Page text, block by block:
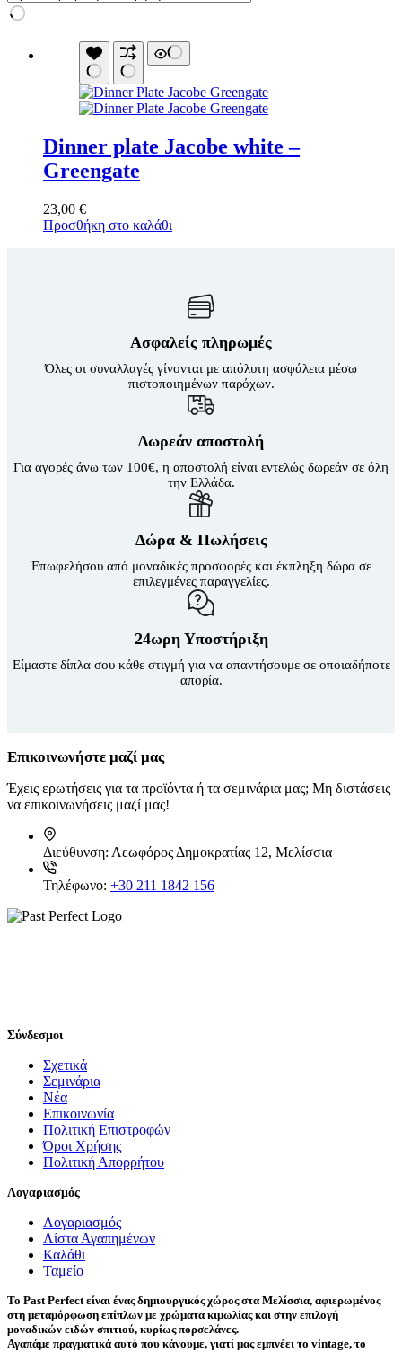
Dinner plate Jacobe white –
Greengate
23,00 €
Προσθήκη στο καλάθι
Ασφαλείς πληρωμές
Όλες οι συναλλαγές γίνονται με απόλυτη ασφάλεια μέσω
πιστοποιημένων παρόχων.
Δωρεάν αποστολή
Για αγορές άνω των 100€, η αποστολή είναι εντελώς δωρεάν σε όλη
την Ελλάδα.
Δώρα & Πωλήσεις
Επωφελήσου από μοναδικές προσφορές και έκπληξη δώρα σε
επιλεγμένες παραγγελίες.
24ωρη Υποστήριξη
Είμαστε δίπλα σου κάθε στιγμή για να απαντήσουμε σε οποιαδήποτε
απορία.
Επικοινωνήστε μαζί μας
Έχεις ερωτήσεις για τα προϊόντα ή τα σεμινάρια μας; Μη διστάσεις
να επικοινωνήσεις μαζί μας!
Διεύθυνση: Λεωφόρος Δημοκρατίας 12, Μελίσσια
Τηλέφωνο: +30 211 1842 156
Σύνδεσμοι
Σχετικά
Σεμινάρια
Νέα
Επικοινωνία
Πολιτική Επιστροφών
Όροι Χρήσης
Πολιτική Απορρήτου
Λογαριασμός
Λογαριασμός
Λίστα Αγαπημένων
Καλάθι
Ταμείο
Το Past Perfect είναι ένας δημιουργικός χώρος στα Μελίσσια, αφιερωμένος
στη μεταμόρφωση επίπλων με χρώματα κιμωλίας και στην επιλογή
μοναδικών ειδών σπιτιού, κυρίως πορσελάνες.
Αγαπάμε πραγματικά αυτό που κάνουμε, γιατί μας εμπνέει το vintage, το